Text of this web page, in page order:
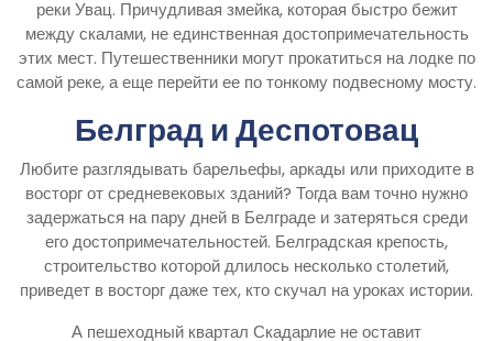
реки Увац. Причудливая змейка, которая быстро бежит
между скалами, не единственная достопримечательность
этих мест. Путешественники могут прокатиться на лодке по
самой реке, а еще перейти ее по тонкому подвесному мосту.
Белград и Деспотовац
Любите разглядывать барельефы, аркады или приходите в
восторг от средневековых зданий? Тогда вам точно нужно
задержаться на пару дней в Белграде и затеряться среди
его достопримечательностей. Белградская крепость,
строительство которой длилось несколько столетий,
приведет в восторг даже тех, кто скучал на уроках истории.
А пешеходный квартал Скадарлие не оставит